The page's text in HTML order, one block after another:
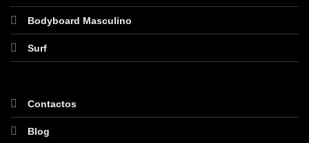
Bodyboard Masculino
Surf
Contactos
Blog